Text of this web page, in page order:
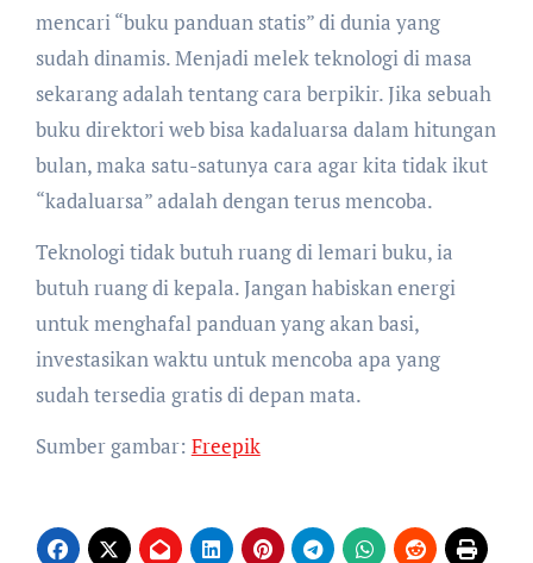
mencari “buku panduan statis” di dunia yang
sudah dinamis. Menjadi melek teknologi di masa
sekarang adalah tentang cara berpikir. Jika sebuah
buku direktori web bisa kadaluarsa dalam hitungan
bulan, maka satu-satunya cara agar kita tidak ikut
“kadaluarsa” adalah dengan terus mencoba.
Teknologi tidak butuh ruang di lemari buku, ia
butuh ruang di kepala. Jangan habiskan energi
untuk menghafal panduan yang akan basi,
investasikan waktu untuk mencoba apa yang
sudah tersedia gratis di depan mata.
Sumber gambar: Freepik